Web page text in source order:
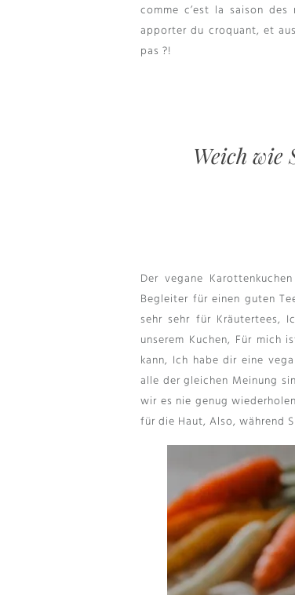
comme c’est la saison des
apporter du croquant, et
pas ?!
Weich wie
Der vegane
Begleiter für einen guten
sehr sehr für Kräutertees,
unserem Kuchen, Für mich
kann, Ich habe dir eine
alle der gleichen Meinung
wir es nie genug
für die Haut, Also, während